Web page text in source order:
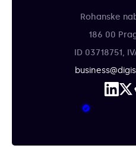
Rohanske
186 00
ID 03718751,